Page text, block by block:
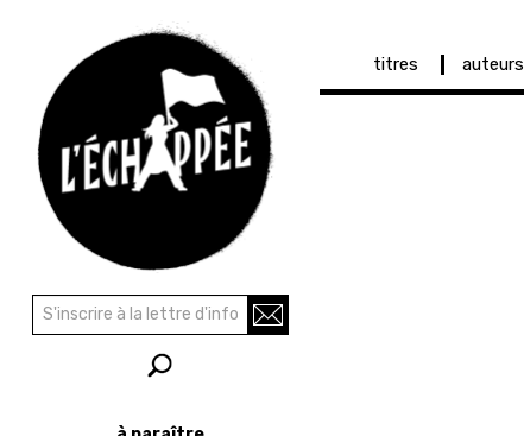
contenu
principal
principale
titres auteurs
Rechercher